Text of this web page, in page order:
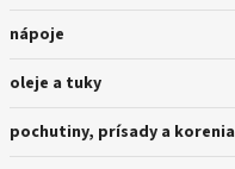
nápoje
oleje a tuky
pochutiny, prísady a korenia